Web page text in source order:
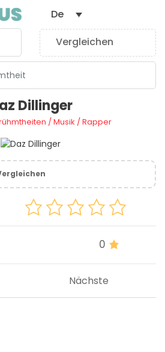
Vergleichen
De
Dillinger
/Musik /Rapper
0
Nächste